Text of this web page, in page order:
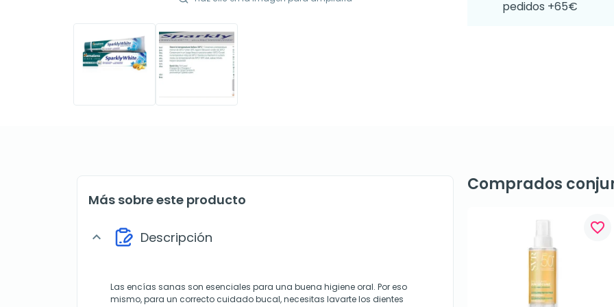
pedidos +65€
Más sobre este producto
expand_more Descripción
Las encías sanas son esenciales para una buena higiene oral. Por eso
mismo, para un correcto cuidado bucal, necesitas lavarte los dientes
Comprados
favorite_border